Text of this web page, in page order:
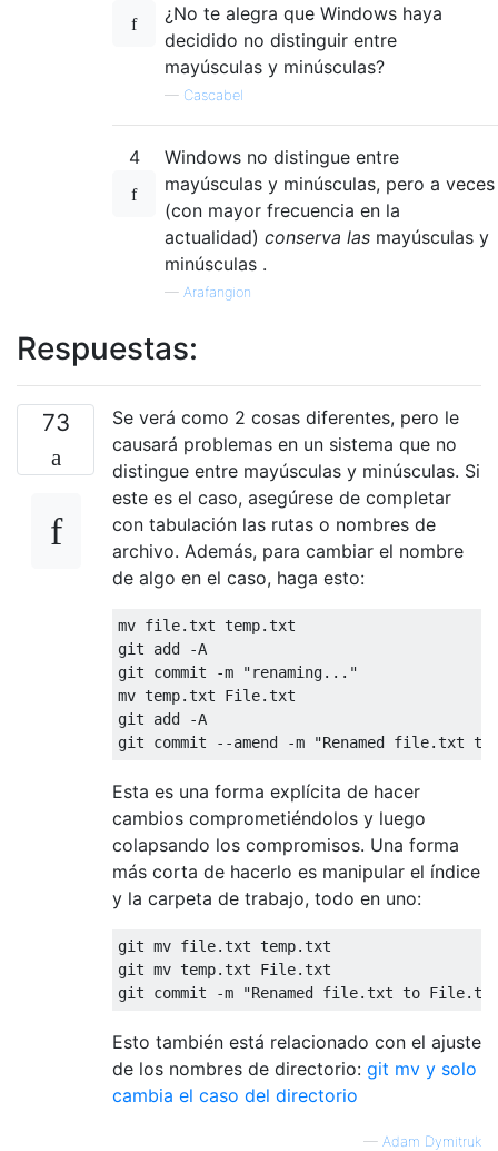
¿No te alegra que Windows haya
decidido no distinguir entre
mayúsculas y minúsculas?
— Cascabel
4
Windows no distingue entre
mayúsculas y minúsculas, pero a veces
(con mayor frecuencia en la
actualidad) conserva las mayúsculas y
minúsculas .
— Arafangion
Respuestas:
73
Se verá como 2 cosas diferentes, pero le
causará problemas en un sistema que no
distingue entre mayúsculas y minúsculas. Si
este es el caso, asegúrese de completar
con tabulación las rutas o nombres de
archivo. Además, para cambiar el nombre
de algo en el caso, haga esto:
mv file.txt temp.txt
git add -A
git commit -m "renaming..."
mv temp.txt File.txt
git add -A
Esta es una forma explícita de hacer
cambios comprometiéndolos y luego
colapsando los compromisos. Una forma
más corta de hacerlo es manipular el índice
y la carpeta de trabajo, todo en uno:
git mv file.txt temp.txt
git mv temp.txt File.txt
Esto también está relacionado con el ajuste
de los nombres de directorio: git mv y solo
cambia el caso del directorio
— Adam Dymitruk